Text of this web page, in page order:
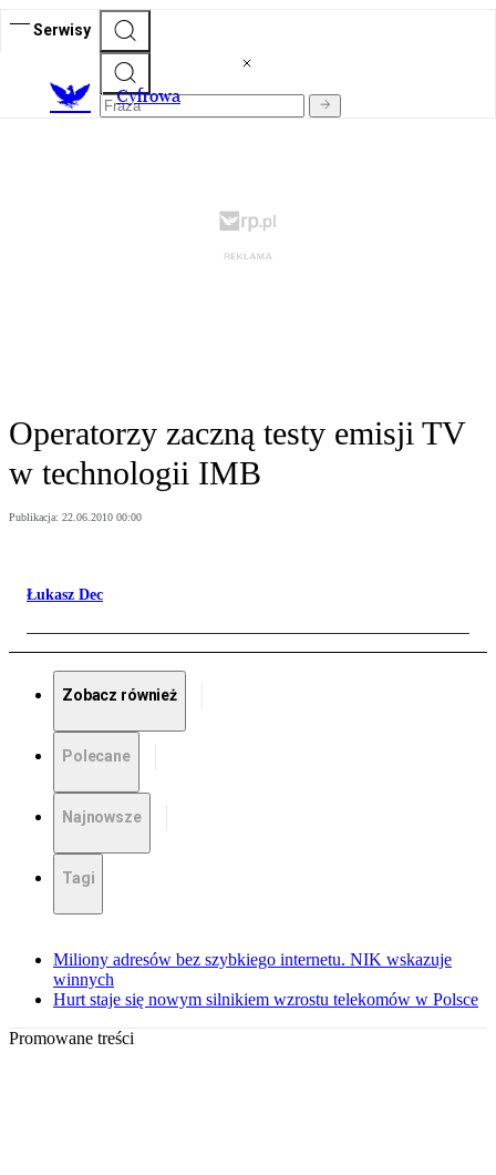
Serwisy
Cyfrowa
Operatorzy zaczną testy emisji TV
w technologii IMB
Publikacja: 22.06.2010 00:00
Łukasz Dec
Zobacz również
Polecane
Najnowsze
Tagi
Miliony adresów bez szybkiego internetu. NIK wskazuje
winnych
Hurt staje się nowym silnikiem wzrostu telekomów w Polsce
Promowane treści